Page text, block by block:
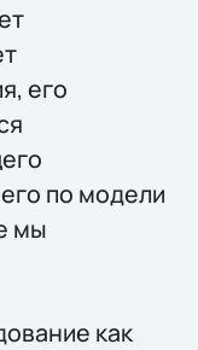
его
по модели
мы
как